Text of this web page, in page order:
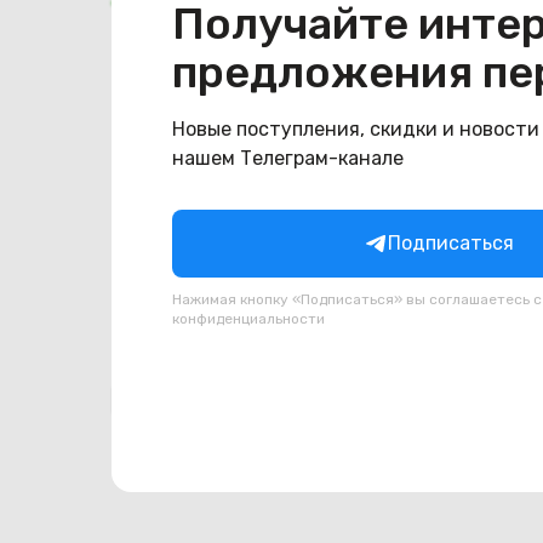
Получайте
предложения
Новые поступления, скидки и
нашем Телеграм-канале
Подписаться
Нажимая кнопку «Подписаться» вы соглашаетесь
конфиденциальности
Общая информация
Производитель
Тип товара
Веб-камера
удовлетворительное